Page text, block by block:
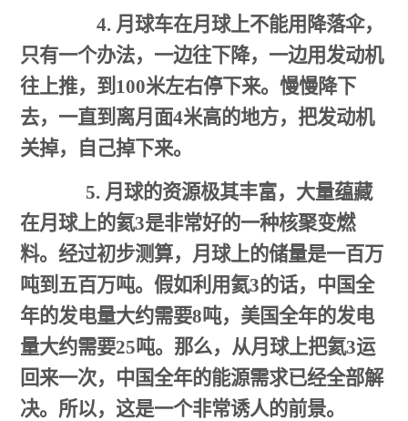
4. 月球车在月球上不能用降落伞，
只有一个办法，一边往下降，一边用发动机
往上推，到100米左右停下来。慢慢降下
去，一直到离月面4米高的地方，把发动机
关掉，自己掉下来。
5. 月球的资源极其丰富，大量蕴藏
在月球上的氦3是非常好的一种核聚变燃
料。经过初步测算，月球上的储量是一百万
吨到五百万吨。假如利用氦3 的话，中国全
年的发电量大约需要8吨，美国全年的发电
量大约需要25吨。那么，从月球上把氦3运
回来一次，中国全年的能源需求已经全部解
决。所以，这是一个非常诱人的前景。